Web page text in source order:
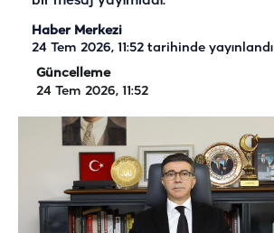
Haber Merkezi
24 Tem 2026, 11:52 tarihinde yayınlandı
Güncelleme
24 Tem 2026, 11:52